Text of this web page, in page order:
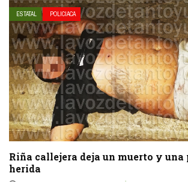
ESTATAL POLICIACA
Riña callejera deja un muerto y una
herida